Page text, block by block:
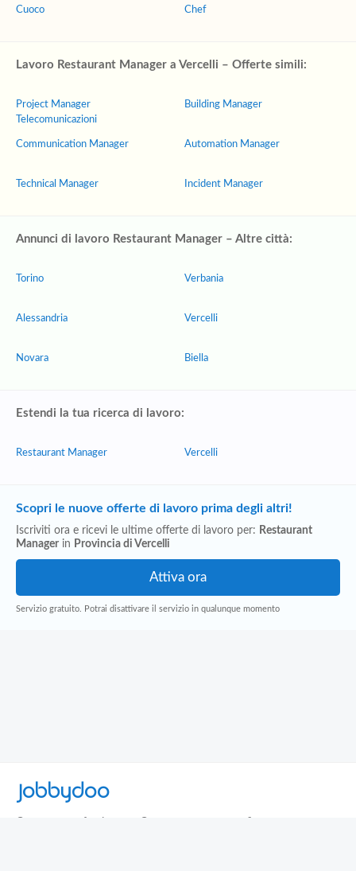
Cuoco Chef
Lavoro Restaurant Manager a Vercelli – Offerte simili:
Project Manager
Telecomunicazioni
Communication Manager
Technical Manager
Building Manager
Automation Manager
Incident Manager
Annunci di lavoro Restaurant Manager – Altre città:
Torino
Alessandria
Novara
Verbania
Vercelli
Biella
Estendi la tua ricerca di lavoro:
Restaurant Manager Vercelli
Scopri le nuove offerte di lavoro prima degli altri!
Iscriviti ora e ricevi le ultime offerte di lavoro per: Restaurant
Manager in Provincia di Vercelli
Servizio gratuito. Potrai disattivare il servizio in qualunque momento
Jobbydoo